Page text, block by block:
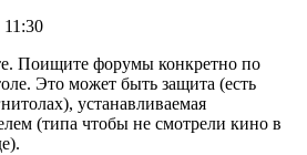
11:30
Поищите форумы конкретно по
Это может быть защита (есть
устанавливаемая
(типа чтобы не смотрели кино в